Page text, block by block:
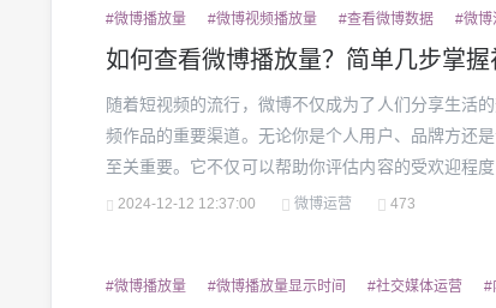
#微博播放量 #微博视频播放量 #查看微博数据 #微博
如何查看微博播放量？简单几步掌
随着短视频的流行，微博不仅成为了人们分享生活
频作品的重要渠道。无论你是个人用户、品牌方还
至关重要。它不仅可以帮助你评估内容的受欢迎程
供有力的依据。一、为什么微博播放量如此重要？
2024-12-12 12:37:00 微博运营 473
#微博播放量 #微博播放量显示时间 #社交媒体运营 #